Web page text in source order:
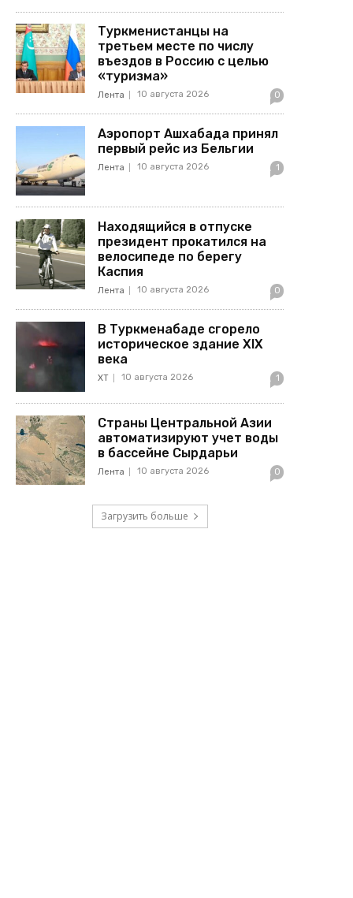
Туркменистанцы на
третьем месте по числу
въездов в Россию с целью
«туризма»
Лента 10 августа 2026 0
Аэропорт Ашхабада принял
первый рейс из Бельгии
Лента 10 августа 2026 1
Находящийся в отпуске
президент прокатился на
велосипеде по берегу
Каспия
Лента 10 августа 2026 0
В Туркменабаде сгорело
историческое здание XIX
века
ХТ 10 августа 2026 1
Страны Центральной Азии
автоматизируют учет воды
в бассейне Сырдарьи
Лента 10 августа 2026 0
Загрузить больше